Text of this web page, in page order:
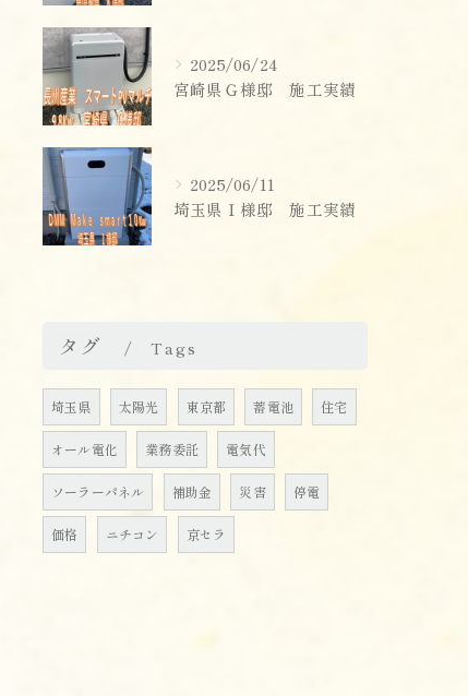
2025/06/24
宮崎県Ｇ様邸 施工実績
2025/06/11
埼玉県Ｉ様邸 施工実績
タグ Tags
埼玉県 太陽光 東京都 蓄電池 住宅
オール電化 業務委託 電気代
ソーラーパネル 補助金 災害 停電
価格 ニチコン 京セラ